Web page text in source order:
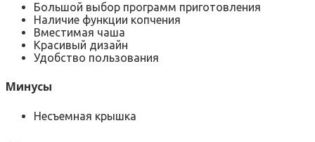
Большой выбор программ приготовления
Наличие функции копчения
Вместимая чаша
Красивый дизайн
Удобство пользования
Минусы
Несъемная крышка